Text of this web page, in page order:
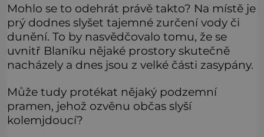
Mohlo se to odehrát právě takto? Na místě je
prý dodnes slyšet tajemné zurčení vody či
dunění. To by nasvědčovalo tomu, že se
uvnitř Blaníku nějaké prostory skutečně
nacházely a dnes jsou z velké části zasypány.
Může tudy protékat nějaký podzemní
pramen, jehož ozvěnu občas slyší
kolemjdoucí?